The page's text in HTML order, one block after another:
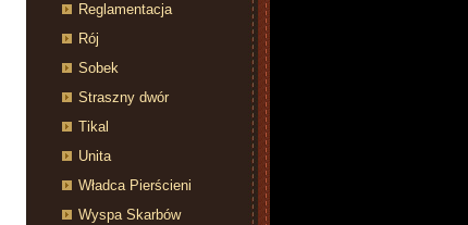
Reglamentacja
Rój
Sobek
Straszny dwór
Tikal
Unita
Władca Pierścieni
Wyspa Skarbów